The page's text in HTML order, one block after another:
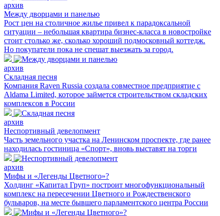
архив
Между дворцами и панелью
Рост цен на столичное жилье привел к парадоксальной
ситуации – небольшая квартира бизнес-класса в новостройке
стоит столько же, сколько хороший подмосковный коттедж.
Но покупатели пока не спешат выезжать за город.
архив
Складная песня
Компания Raven Russia создала совместное предприятие с
Aldama Limited, которое займется строительством складских
комплексов в России
архив
Неспортивный девелопмент
Часть земельного участка на Ленинском проспекте, где ранее
находилась гостиница «Спорт», вновь выставят на торги
архив
Мифы и «Легенды Цветного»?
Холдинг «Капитал Груп» построит многофункциональный
комплекс на пересечении Цветного и Рождественского
бульваров, на месте бывшего парламентского центра России